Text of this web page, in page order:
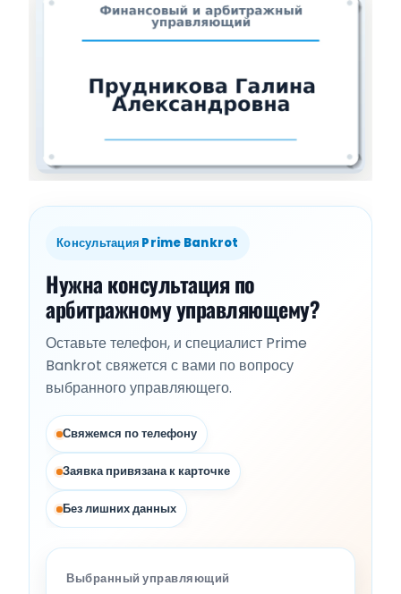
Консультация Prime Bankrot
Нужна консультация по
арбитражному управляющему?
Оставьте телефон, и специалист Prime
Bankrot свяжется с вами по вопросу
выбранного управляющего.
Свяжемся по телефону
Заявка привязана к карточке
Без лишних данных
Выбранный управляющий